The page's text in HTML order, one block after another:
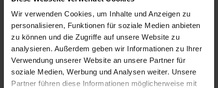
Wir verwenden Cookies, um Inhalte und Anzeigen zu
personalisieren, Funktionen für soziale Medien anbieten
zu können und die Zugriffe auf unsere Website zu
analysieren. Außerdem geben wir Informationen zu Ihrer
Verwendung unserer Website an unsere Partner für
soziale Medien, Werbung und Analysen weiter. Unsere
Partner führen diese Informationen möglicherweise mit
Prices include VAT. Depending on the delivery address, VAT
may vary at checkout.
Add to Cart
Add to Wish List
Delivery cost notice